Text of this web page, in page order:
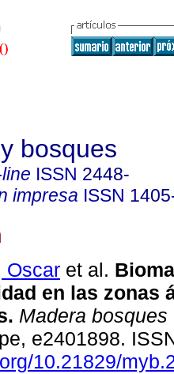
bosques
ISSN 2448-
impresa ISSN
Oscar et al.
en las zonas
Madera bosques
e2401898.
10.21829/